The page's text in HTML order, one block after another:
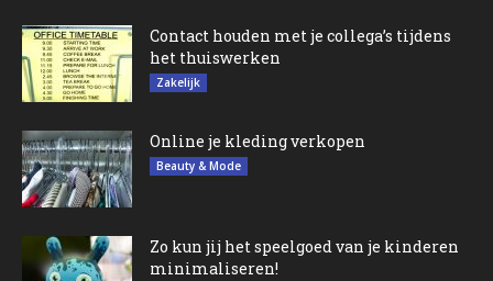
Contact houden met je collega’s tijdens
het thuiswerken
Zakelijk
Online je kleding verkopen
Beauty & Mode
Zo kun jij het speelgoed van je kinderen
minimaliseren!